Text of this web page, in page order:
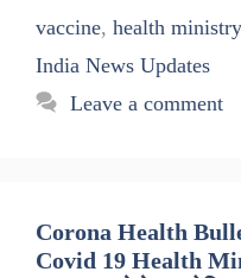
vaccine, health ministry
India News Updates
Leave a comment
Corona Health
Covid 19 Health